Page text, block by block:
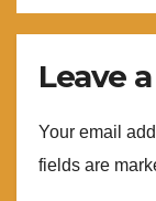
Leave
Your email
fields are